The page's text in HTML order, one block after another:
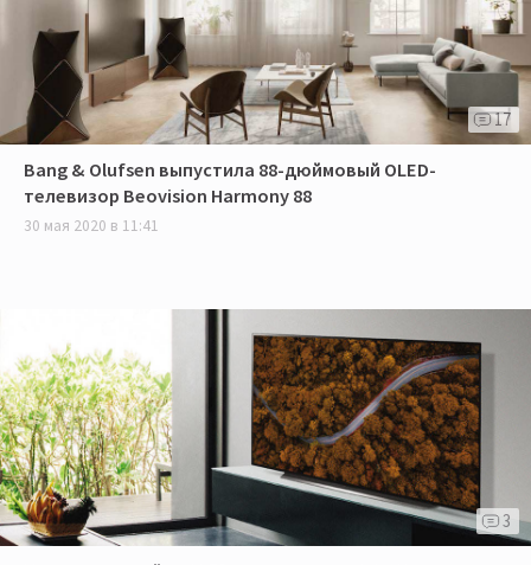
17
Bang & Olufsen выпустила 88-дюймовый OLED-
телевизор Beovision Harmony 88
30 мая 2020 в 11:41
3